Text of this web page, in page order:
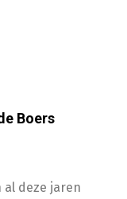
Boers
al deze jaren